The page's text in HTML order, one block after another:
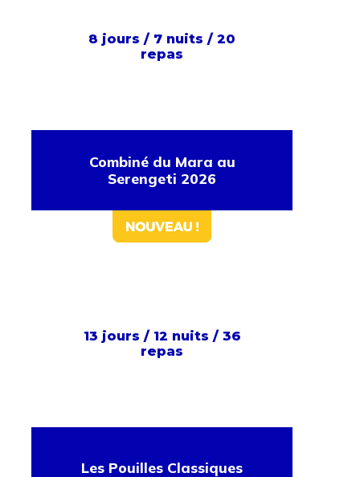
8 jours / 7 nuits / 20
repas
Combiné du Mara au
Serengeti 2026
13 jours / 12 nuits / 36
repas
Les Pouilles Classiques